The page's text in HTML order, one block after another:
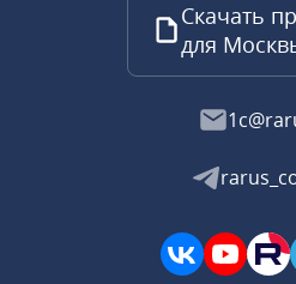
Скачать
для